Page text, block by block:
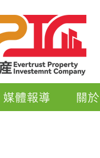
媒體報導 關